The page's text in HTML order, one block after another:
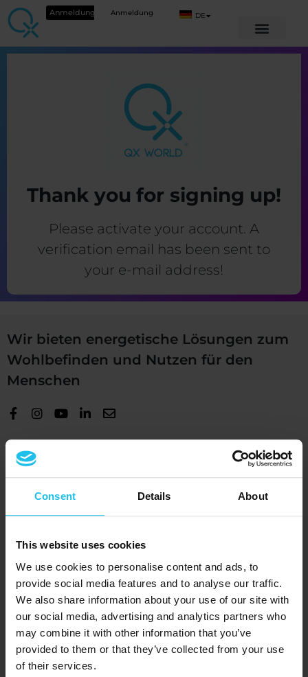
Consent Details About
This website uses cookies
We use cookies to personalise content and ads, to
provide social media features and to analyse our traffic.
We also share information about your use of our site with
our social media, advertising and analytics partners who
may combine it with other information that you’ve
provided to them or that they’ve collected from your use
of their services.
Anmeldung Anmeldung DE
Thank you for signing up!
Please activate your account. A
verification email has been sent to
your e-mail address!
Wir bieten energetische Lösungen zum
Wohlbefinden und Nutzen für den
Menschen
+1 (989) 681-1063
+1 (856) 322-8589
Geräte
SCIO
EDUCTOR
Informationen
Hilfe